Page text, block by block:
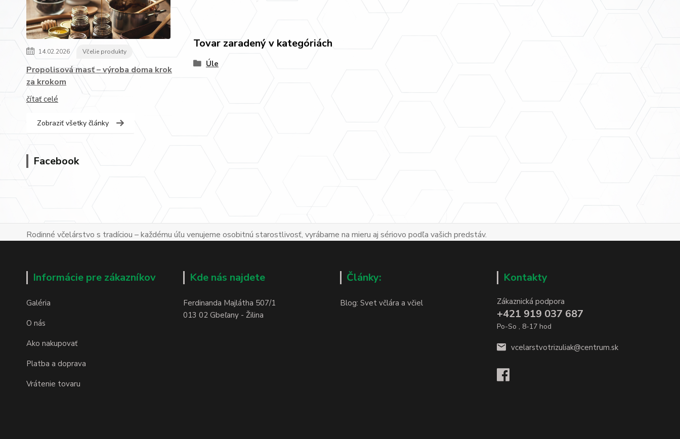
14.02.2026 Včelie produkty
Propolisová masť – výroba doma krok
za krokom
čítať celé
Zobraziť všetky články
Facebook
Tovar zaradený v kategóriách
Úle
Rodinné včelárstvo s tradíciou – každému úľu venujeme osobitnú starostlivosť, vyrábame na mieru aj sériovo podľa vašich predstáv.
Informácie pre zákazníkov
Galéria
O nás
Ako nakupovať
Platba a doprava
Vrátenie tovaru
Kde nás najdete
Ferdinanda Majlátha 507/1
013 02 Gbeľany - Žilina
Články:
Blog: Svet včlára a včiel
Kontakty
Zákaznická podpora
+421 919 037 687
Po-So , 8-17 hod
vcelarstvotrizuliak@centrum.sk